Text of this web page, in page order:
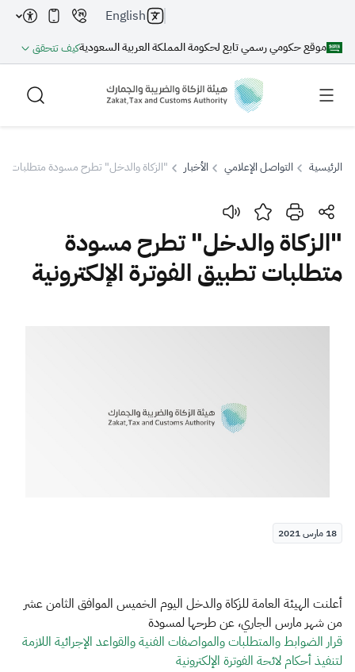
موقع حكومي رسمي تابع لحكومة المملكة العربية السعوديةكيف تتحقق
English
بحث
بحث بحث AI
اقتراحات
الرئيسية التواصل الإعلامي الأخبار "الزكاة والدخل" تطرح مسودة متطلبات
"الزكاة والدخل" تطرح مسودة
متطلبات تطبيق الفوترة الإلكترونية
18 مارس 2021
أعلنت الهيئة العامة للزكاة والدخل اليوم الخميس الموافق الثامن عشر
من شهر مارس الجاري، عن طرحها لمسودة
قرار الضوابط والمتطلبات والمواصفات الفنية والقواعد الإجرائية اللازمة
لتنفيذ أحكام لائحة الفوترة الإلكترونية